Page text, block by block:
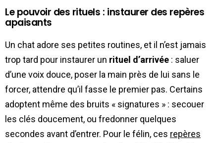
Le pouvoir des rituels : instaurer des repères
apaisants
Un chat adore ses petites routines, et il n’est jamais
trop tard pour instaurer un rituel d’arrivée : saluer
d’une voix douce, poser la main près de lui sans le
forcer, attendre qu’il fasse le premier pas. Certains
adoptent même des bruits « signatures » : secouer
les clés doucement, ou fredonner quelques
secondes avant d’entrer. Pour le félin, ces repères